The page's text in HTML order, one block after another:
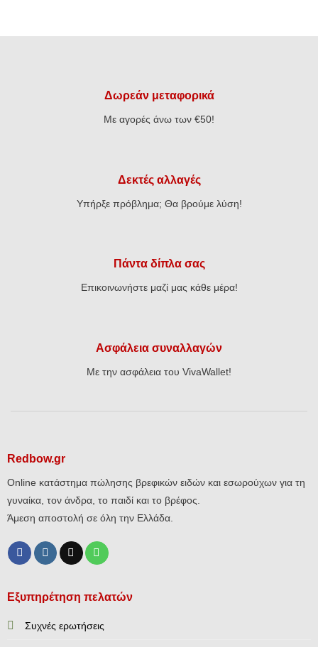
Δωρεάν μεταφορικά
Με αγορές άνω των €50!
Δεκτές αλλαγές
Υπήρξε πρόβλημα; Θα βρούμε λύση!
Πάντα δίπλα σας
Επικοινωνήστε μαζί μας κάθε μέρα!
Ασφάλεια συναλλαγών
Με την ασφάλεια του VivaWallet!
Redbow.gr
Online κατάστημα πώλησης βρεφικών ειδών και εσωρούχων για τη
γυναίκα, τον άνδρα, το παιδί και το βρέφος.
Άμεση αποστολή σε όλη την Ελλάδα.
Εξυπηρέτηση πελατών
Συχνές ερωτήσεις